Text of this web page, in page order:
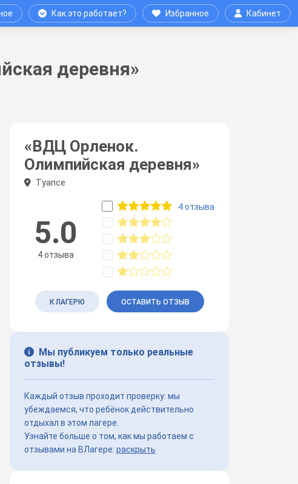
Как это работает? Избранное Кабинет
деревня»
«ВДЦ Орленок.
Олимпийская деревня»
Туапсе
5.0
4 отзыва
4 отзыва
К ЛАГЕРЮ ОСТАВИТЬ ОТЗЫВ
Мы публикуем только реальные
отзывы!
Каждый отзыв проходит проверку: мы
убеждаемся, что ребёнок действительно
отдыхал в этом лагере.
Узнайте больше о том, как мы работаем с
отзывами на ВЛагере: раскрыть